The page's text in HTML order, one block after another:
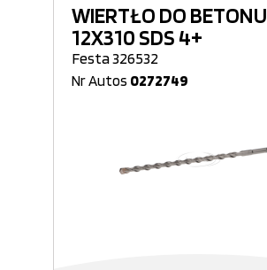
WIERTŁO DO BETONU
12X310 SDS 4+
Festa 326532
Nr Autos 0272749